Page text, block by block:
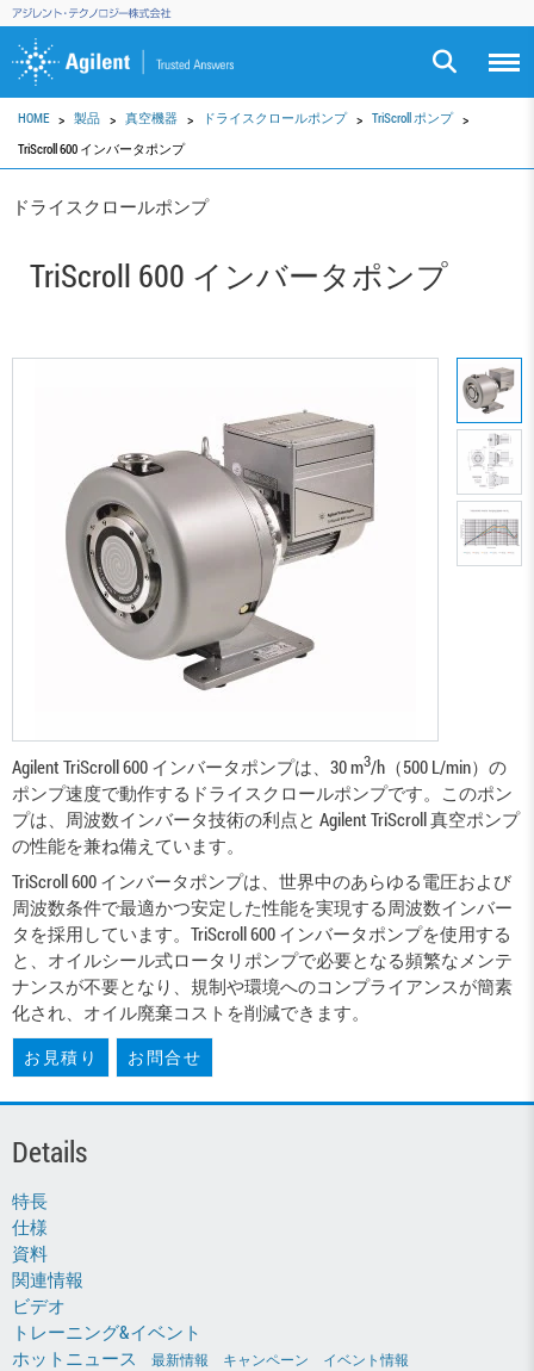
HOME 製品 真空機器 ドライスクロールポンプ
TriScroll ポンプ
TriScroll 600 インバータポンプ
ドライスクロールポンプ
TriScroll 600 インバータポンプ
Agilent TriScroll 600 インバータポンプは、30 m3/h（500 L/min）の
ポンプ速度で動作するドライスクロールポンプです。このポン
プは、周波数インバータ技術の利点と Agilent TriScroll 真空ポンプ
の性能を兼ね備えています。
TriScroll 600 インバータポンプは、世界中のあらゆる電圧および
周波数条件で最適かつ安定した性能を実現する周波数インバー
タを採用しています。TriScroll 600 インバータポンプを使用する
と、オイルシール式ロータリポンプで必要となる頻繁なメンテ
ナンスが不要となり、規制や環境へのコンプライアンスが簡素
化され、オイル廃棄コストを削減できます。
お見積り お問合せ
Details
特長
仕様
資料
関連情報
ビデオ
トレーニング&イベント
ホットニュース
最新情報 キャンペーン イベント情報